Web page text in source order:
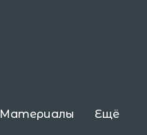
Материалы Ещё